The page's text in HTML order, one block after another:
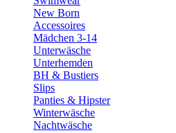
New Born
Accessoires
Mädchen 3-14
Unterwäsche
Unterhemden
BH & Bustiers
Slips
Panties & Hipster
Winterwäsche
Nachtwäsche